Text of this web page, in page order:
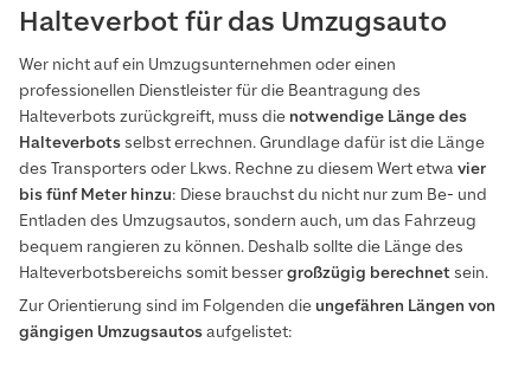
Halteverbot für das Umzugsauto
Wer nicht auf ein Umzugsunternehmen oder einen
professionellen Dienstleister für die Beantragung des
Halteverbots zurückgreift, muss die notwendige Länge des
Halteverbotsselbst errechnen. Grundlage dafür ist die Länge
des Transporters oder Lkws. Rechne zu diesem Wert etwavier
bis fünf Meter hinzu: Diese brauchst du nicht nur zum Be- und
Entladen des Umzugsautos, sondern auch, um das Fahrzeug
bequem rangieren zu können. Deshalb sollte die Länge des
Halteverbotsbereichs somit bessergroßzügig berechnetsein.
Zur Orientierung sind im Folgenden die ungefähren Längen von
gängigen Umzugsautosaufgelistet: